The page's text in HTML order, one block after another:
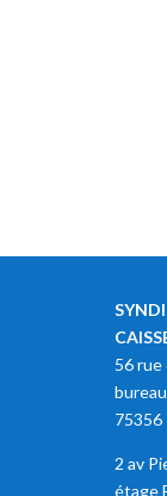
56 rue
75356
2 av
étage